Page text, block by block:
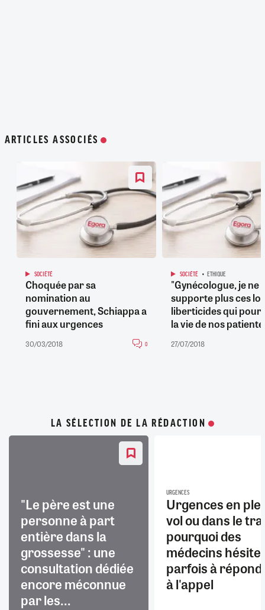
ARTICLES ASSOCIÉS
SOCIÉTÉ
Choquée par sa
nomination au
gouvernement, Schiappa a
fini aux urgences
30/03/2018 0
SOCIÉTÉ ETHIQUE
"Gynécologue, je ne
supporte plus ces
liberticides qui
la vie de nos
27/07/2018
LA SÉLECTION DE LA RÉDACTION
"Le père est une
personne à part
entière dans la
grossesse" : une
consultation dédiée
encore méconnue
par les...
URGENCES
Urgences en
vol ou dans le
pourquoi des
médecins
parfois à
à l'appel